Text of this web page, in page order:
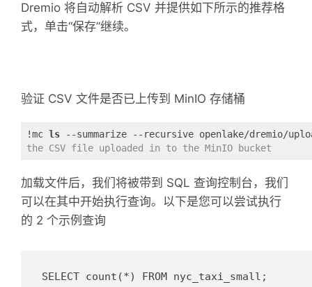
Dremio 将自动解析 CSV 并提供如下所示的推荐格
式，单击“保存”继续。
验证 CSV 文件是否已上传到 MinIO 存储桶
!mc ls --summarize --recursive openlake/dremio/
the CSV file uploaded in to the MinIO bucket
加载文件后，我们将被带到 SQL 查询控制台，我们
可以在其中开始执行查询。 以下是您可以尝试执行
的 2 个示例查询
SELECT count(*) FROM nyc_taxi_small;